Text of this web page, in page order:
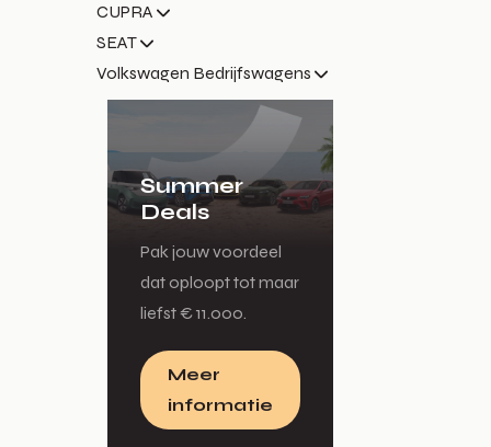
CUPRA
SEAT
Volkswagen Bedrijfswagens
Summer
Deals
Pak jouw voordeel
dat oploopt tot maar
liefst € 11.000.
Meer
informatie